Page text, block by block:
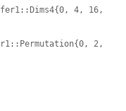
4, 16,
2,